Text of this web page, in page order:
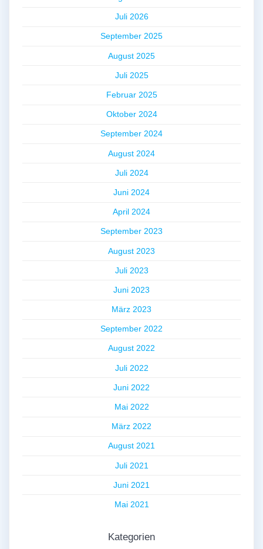
Juli 2026
September 2025
August 2025
Juli 2025
Februar 2025
Oktober 2024
September 2024
August 2024
Juli 2024
Juni 2024
April 2024
September 2023
August 2023
Juli 2023
Juni 2023
März 2023
September 2022
August 2022
Juli 2022
Juni 2022
Mai 2022
März 2022
August 2021
Juli 2021
Juni 2021
Mai 2021
Kategorien